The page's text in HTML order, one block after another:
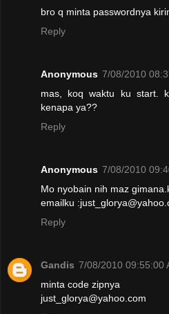
bro q minta passwordnya
Reply
Anonymous 7/08/2010
mas, koq waktu ku start.
kenapa ya??
Reply
Anonymous 7/08/2010
Mo nyobain nih maz
emailku
Reply
Gandis 7/08/2010 09:55:00
minta code zipnya
just_glorya@yahoo.com